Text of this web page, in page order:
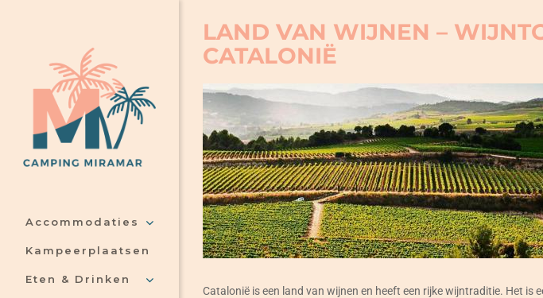
Accommodaties
Kampeerplaatsen
Eten & Drinken
LAND VAN WIJNEN –
CATALONIË
Catalonië is een land van wijnen en heeft een rijke wijntraditie. Het is